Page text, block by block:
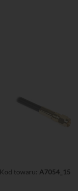
Kod towaru: A7054_15